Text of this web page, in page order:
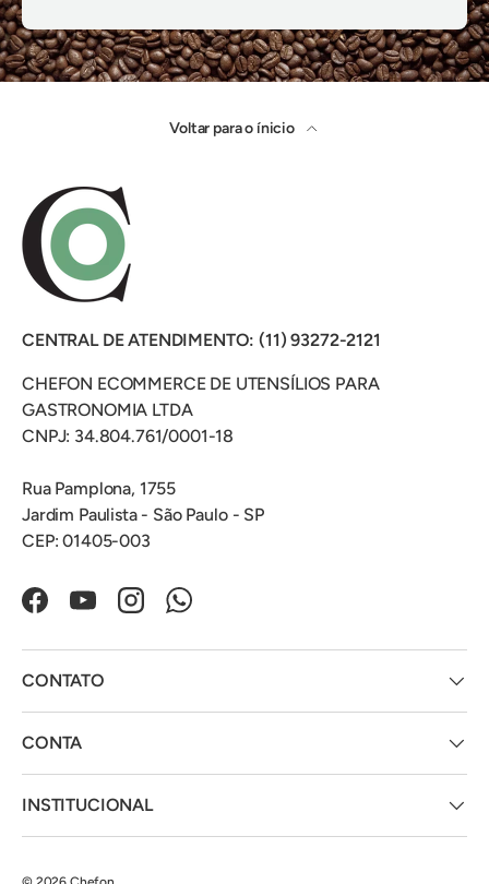
Voltar para o ínicio
CENTRAL DE ATENDIMENTO: (11) 93272-2121
CHEFON ECOMMERCE DE UTENSÍLIOS PARA
GASTRONOMIA LTDA
CNPJ: 34.804.761/0001-18
Rua Pamplona, 1755
Jardim Paulista - São Paulo - SP
CEP: 01405-003
FacebookYouTubeInstagramWhatsApp
CONTATO
CONTA
INSTITUCIONAL